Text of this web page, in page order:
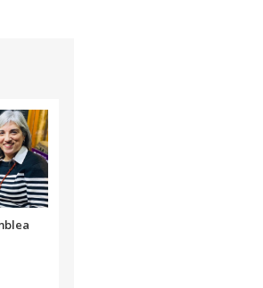
aumentar
o
disminuir
el
volumen.